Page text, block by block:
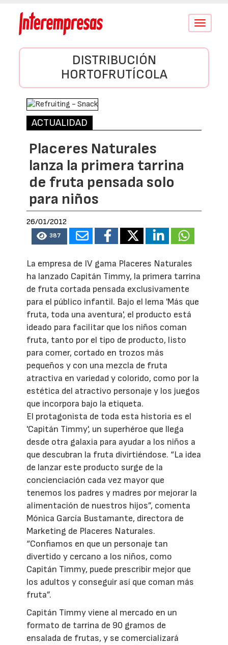
Conmutar
DISTRIBUCIÓN
HORTOFRUTÍCOLA
ACTUALIDAD
Placeres Naturales
lanza la primera tarrina
de fruta pensada solo
para niños
26/01/2012
387
La empresa de IV gama Placeres Naturales
ha lanzado Capitán Timmy, la primera tarrina
de fruta cortada pensada exclusivamente
para el público infantil. Bajo el lema 'Más que
fruta, toda una aventura', el producto está
ideado para facilitar que los niños coman
fruta, tanto por el tipo de producto, listo
para comer, cortado en trozos más
pequeños y con una mezcla de fruta
atractiva en variedad y colorido, como por la
estética del atractivo personaje y los juegos
que incorpora bajo la etiqueta.
El protagonista de toda esta historia es el
'Capitán Timmy', un superhéroe que llega
desde otra galaxia para ayudar a los niños a
que descubran la fruta divirtiéndose. “La idea
de lanzar este producto surge de la
concienciación cada vez mayor que
tenemos los padres y madres por mejorar la
alimentación de nuestros hijos”, comenta
Mónica García Bustamante, directora de
Marketing de Placeres Naturales.
“Confiamos en que un personaje tan
divertido y cercano a los niños, como
Capitán Timmy, puede prescribir mejor que
los adultos y conseguir así que coman más
fruta”.
Capitán Timmy viene al mercado en un
formato de tarrina de 90 gramos de
ensalada de frutas, y se comercializará